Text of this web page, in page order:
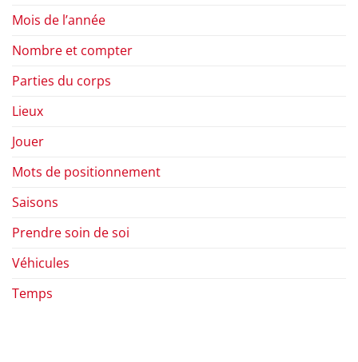
Mois de l’année
Nombre et compter
Parties du corps
Lieux
Jouer
Mots de positionnement
Saisons
Prendre soin de soi
Véhicules
Temps